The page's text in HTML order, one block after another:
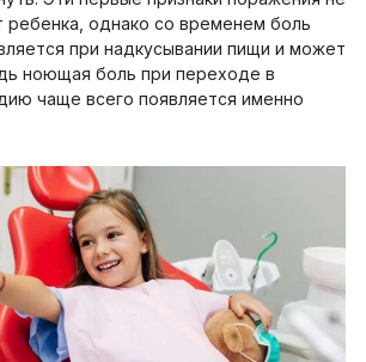
ребенка, однако со временем боль
при надкусывании пищи и может
ноющая боль при переходе в
чаще всего появляется именно